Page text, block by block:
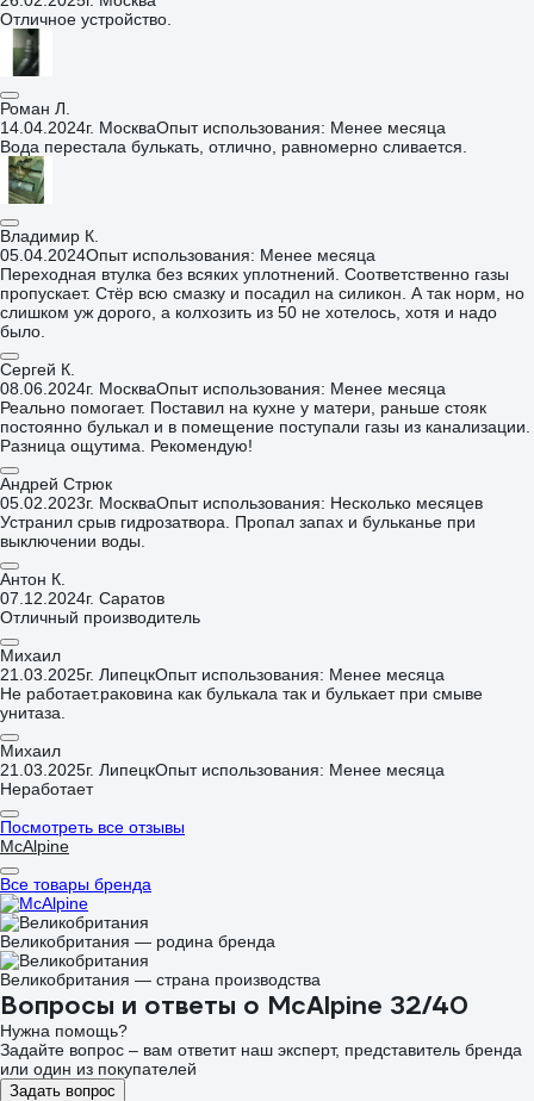
Отличное устройство.
Роман Л.
14.04.2024г. МоскваОпыт использования: Менее месяца
Вода перестала булькать, отлично, равномерно сливается.
Владимир К.
05.04.2024Опыт использования: Менее месяца
Переходная втулка без всяких уплотнений. Соответственно газы
пропускает. Стёр всю смазку и посадил на силикон. А так норм, но
слишком уж дорого, а колхозить из 50 не хотелось, хотя и надо
было.
Сергей К.
08.06.2024г. МоскваОпыт использования: Менее месяца
Реально помогает. Поставил на кухне у матери, раньше стояк
постоянно булькал и в помещение поступали газы из канализации.
Разница ощутима. Рекомендую!
Андрей Стрюк
05.02.2023г. МоскваОпыт использования: Несколько месяцев
Устранил срыв гидрозатвора. Пропал запах и бульканье при
выключении воды.
Антон К.
07.12.2024г. Саратов
Отличный производитель
Михаил
21.03.2025г. ЛипецкОпыт использования: Менее месяца
Не работает.раковина как булькала так и булькает при смыве
унитаза.
Михаил
21.03.2025г. ЛипецкОпыт использования: Менее месяца
Неработает
Посмотреть все отзывы
McAlpine
Все товары бренда
Великобритания — родина бренда
Великобритания — страна производства
Вопросы и ответы о McAlpine 32/40
Нужна помощь?
Задайте вопрос – вам ответит наш эксперт, представитель бренда
или один из покупателей
Задать вопрос